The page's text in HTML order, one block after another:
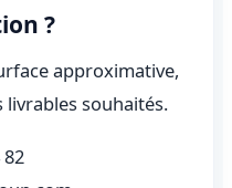
?
approximative,
livrables souhaités.
82